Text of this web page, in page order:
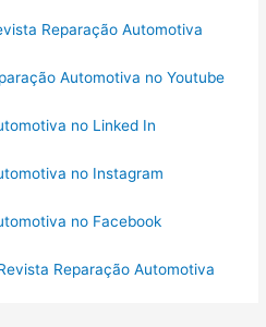
Reparação Automotiva
Automotiva no Youtube
no Linked In
no Instagram
no Facebook
Reparação Automotiva